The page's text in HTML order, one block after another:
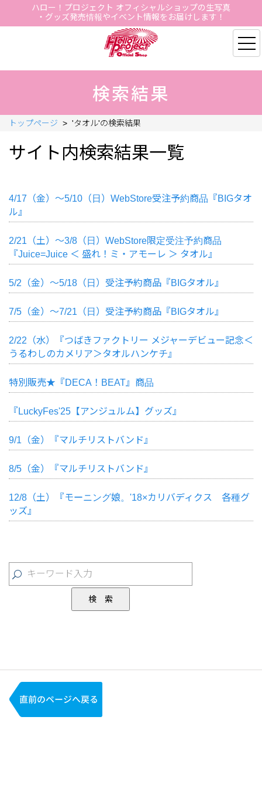
ハロー！プロジェクト オフィシャルショップの生写真
・グッズ発売情報やイベント情報をお届けします！
Hello Project Official
検索結果
トップページ > 'タオル'の検索結果
サイト内検索結果一覧
4/17（金）～5/10（日）WebStore受注予約商品『BIGタオ
ル』
2/21（土）～3/8（日）WebStore限定受注予約商品
『Juice=Juice ＜ 盛れ！ミ・アモーレ ＞ タオル』
5/2（金）～5/18（日）受注予約商品『BIGタオル』
7/5（金）～7/21（日）受注予約商品『BIGタオル』
2/22（水）『つばきファクトリー メジャーデビュー記念＜
うるわしのカメリア＞タオルハンケチ』
特別販売★『DECA！BEAT』商品
『LuckyFes'25【アンジュルム】グッズ』
9/1（金）『マルチリストバンド』
8/5（金）『マルチリストバンド』
12/8（土）『モーニング娘。'18×カリバディクス 各種グ
ッズ』